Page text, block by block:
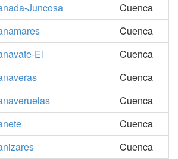
Juncosa
Cuenca
Cuenca
El
Cuenca
Cuenca
Cuenca
Cuenca
Cuenca